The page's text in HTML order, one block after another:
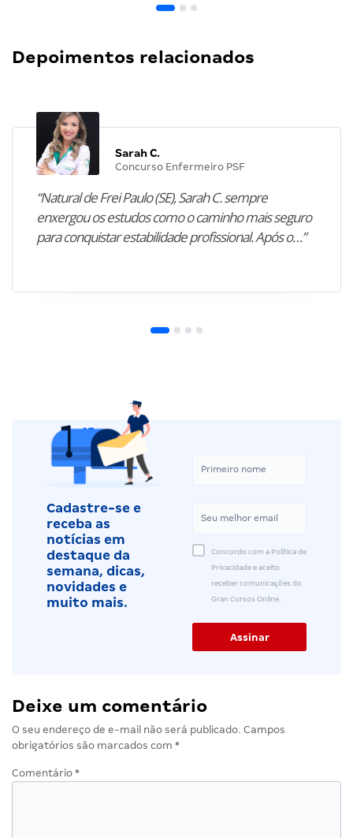
Depoimentos relacionados
Sarah C.
Concurso Enfermeiro PSF
“Natural de Frei Paulo (SE), Sarah C. sempre
enxergou os estudos como o caminho mais seguro
para conquistar estabilidade profissional. Após o…”
Cadastre-se e
receba as
notícias em
destaque da
semana, dicas,
novidades e
muito mais.
Concordo com a Política de
Privacidade e aceito
receber comunicações do
Gran Cursos Online.
Deixe um comentário
O seu endereço de e-mail não será publicado. Campos
obrigatórios são marcados com *
Comentário *